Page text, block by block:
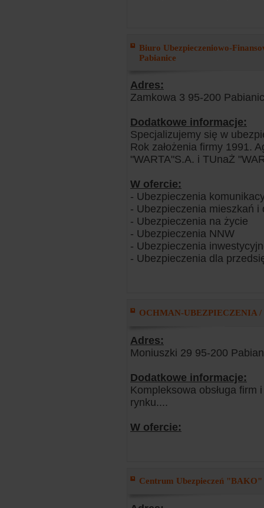
Biuro Ubezpieczeniowo-
Pabianice
Adres:
Zamkowa 3 95-200
Dodatkowe informacje:
Specjalizujemy się w
Rok założenia firmy 1991.
"WARTA"S.A. i TUnaŻ
W ofercie:
- Ubezpieczenia
- Ubezpieczenia mieszkań i
- Ubezpieczenia na życie
- Ubezpieczenia NNW
- Ubezpieczenia
- Ubezpieczenia dla
OCHMAN-UBEZPIECZENIA /
Adres:
Moniuszki 29 95-200
Dodatkowe informacje:
Kompleksowa obsługa
rynku....
W ofercie:
Centrum Ubezpieczeń "BAKO"